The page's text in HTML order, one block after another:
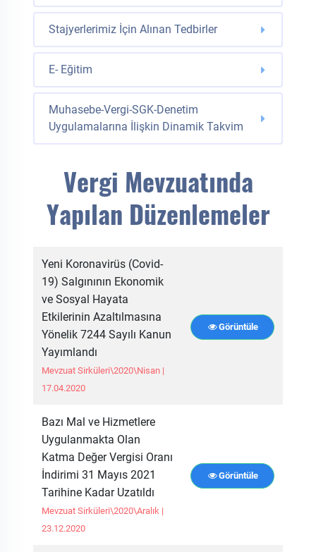
Stajyerlerimiz İçin Alınan Tedbirler
E- Eğitim
Muhasebe-Vergi-SGK-Denetim
Uygulamalarına İlişkin Dinamik Takvim
Vergi Mevzuatında
Yapılan Düzenlemeler
Yeni Koronavirüs (Covid-
19) Salgınının Ekonomik
ve Sosyal Hayata
Etkilerinin Azaltılmasına
Yönelik 7244 Sayılı Kanun
Yayımlandı
Mevzuat Sirküleri\2020\Nisan |
17.04.2020
Görüntüle
Bazı Mal ve Hizmetlere
Uygulanmakta Olan
Katma Değer Vergisi Oranı
İndirimi 31 Mayıs 2021
Tarihine Kadar Uzatıldı
Mevzuat Sirküleri\2020\Aralık |
23.12.2020
Görüntüle